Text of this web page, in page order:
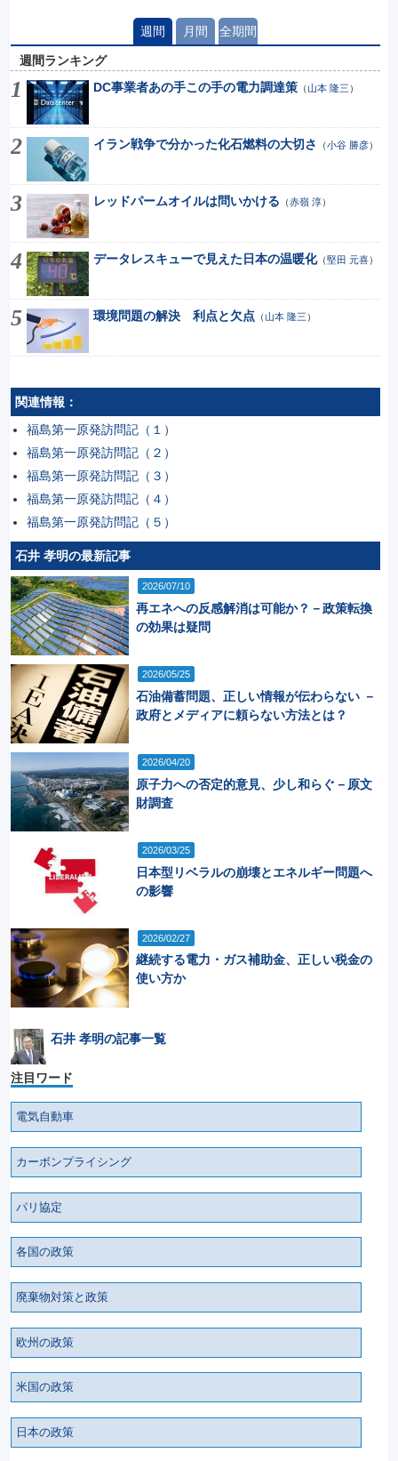
週間 月間 全期間
週間ランキング
DC事業者あの手この手の電力調達策（山本 隆三 ）
イラン戦争で分かった化石燃料の大切さ （小谷 勝彦）
レッドパームオイルは問いかける （赤嶺 淳）
データレスキューで見えた日本の温暖化（堅田 元喜）
環境問題の解決 利点と欠点 （山本 隆三 ）
関連情報：
福島第一原発訪問記（１）
福島第一原発訪問記（２）
福島第一原発訪問記（３）
福島第一原発訪問記（４）
福島第一原発訪問記（５）
石井 孝明の最新記事
2026/07/10
再エネへの反感解消は可能か？－政策転換
の効果は疑問
2026/05/25
石油備蓄問題、正しい情報が伝わらない －
政府とメディアに頼らない方法とは？
2026/04/20
原子力への否定的意見、少し和らぐ－原文
財調査
2026/03/25
日本型リベラルの崩壊とエネルギー問題へ
の影響
2026/02/27
継続する電力・ガス補助金、正しい税金の
使い方か
石井 孝明の記事一覧
注目ワード
電気自動車
カーボンプライシング
パリ協定
各国の政策
廃棄物対策と政策
欧州の政策
米国の政策
日本の政策